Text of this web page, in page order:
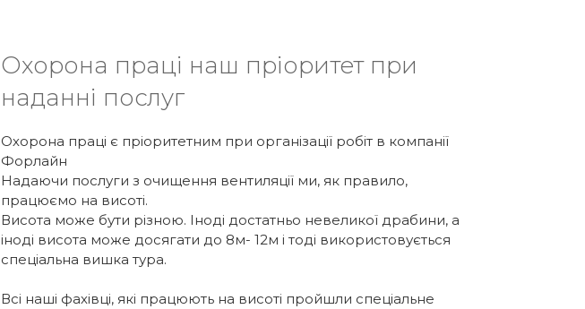
Охорона праці наш пріоритет при
наданні послуг
Охорона праці є пріоритетним при організації робіт в компанії
Форлайн
Надаючи послуги з очищення вентиляції ми, як правило,
працюємо на висоті.
Висота може бути різною. Іноді достатньо невеликої драбини, а
іноді висота може досягати до 8м- 12м і тоді використовується
спеціальна вишка тура.
Всі наші фахівці, які працюють на висоті пройшли спеціальне